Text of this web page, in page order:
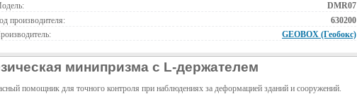
DMR07
производителя:
630200
GEOBOX (Геобокс)
минипризма с L-держателем
помощник для точного контроля при наблюдениях за деформацией зданий и сооружений.